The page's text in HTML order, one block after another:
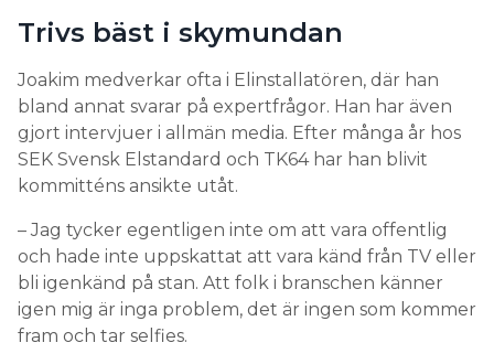
Trivs bäst i skymundan
Joakim medverkar ofta i Elinstallatören, där han
bland annat svarar på expertfrågor. Han har även
gjort intervjuer i allmän media. Efter många år hos
SEK Svensk Elstandard och TK64 har han blivit
kommitténs ansikte utåt.
– Jag tycker egentligen inte om att vara offentlig
och hade inte uppskattat att vara känd från TV eller
bli igenkänd på stan. Att folk i branschen känner
igen mig är inga problem, det är ingen som kommer
fram och tar selfies.